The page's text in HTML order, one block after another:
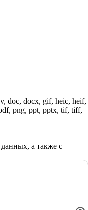
doc, docx, gif, heic, heif,
png, ppt, pptx, tif, tiff,
а также с